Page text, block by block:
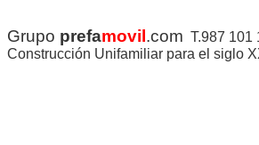
Grupo prefamovil .com T.987 101
Construcción Unifamiliar para el siglo